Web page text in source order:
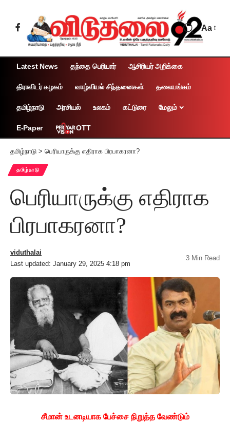
Aa
Latest News தந்தை பெரியார் ஆசிரியர் அறிக்கை
திராவிடர் கழகம் வாழ்வியல் சிந்தனைகள் தலையங்கம்
தமிழ்நாடு அரசியல் உலகம் கட்டுரை மேலும்
E-Paper OTT
தமிழ்நாடு > பெரியாருக்கு எதிராக பிரபாகரனா?
தமிழ்நாடு
பெரியாருக்கு எதிராக
பிரபாகரனா?
Last updated: January 29, 2025 4:18 pm
viduthalai
3 Min Read
சீமான் உடனடியாக பேச்சை நிறுத்த வேண்டும்